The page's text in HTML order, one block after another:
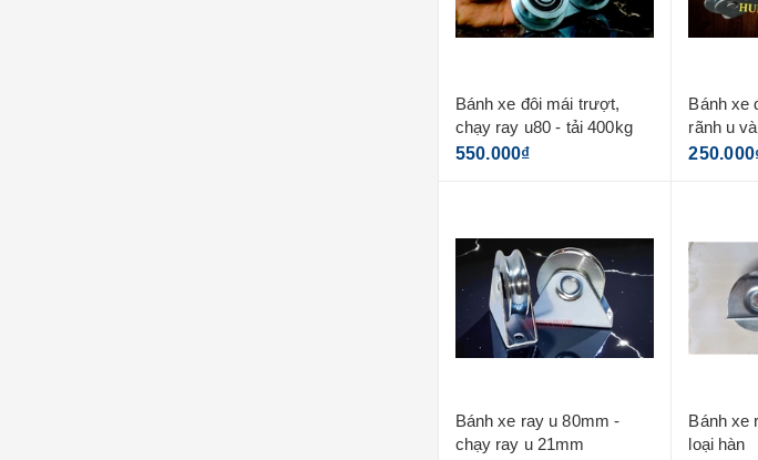
Bánh xe đôi mái trượt,
chạy ray u80 - tải 400kg
550.000₫
Bánh xe
rãnh u
Bánh xe ray u 80mm -
chạy ray u 21mm
Bánh xe
loại hàn